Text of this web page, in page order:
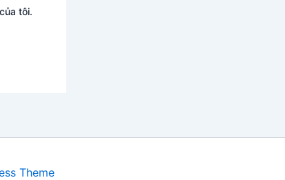
tôi.
Theme